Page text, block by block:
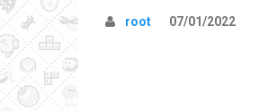
root 07/01/2022